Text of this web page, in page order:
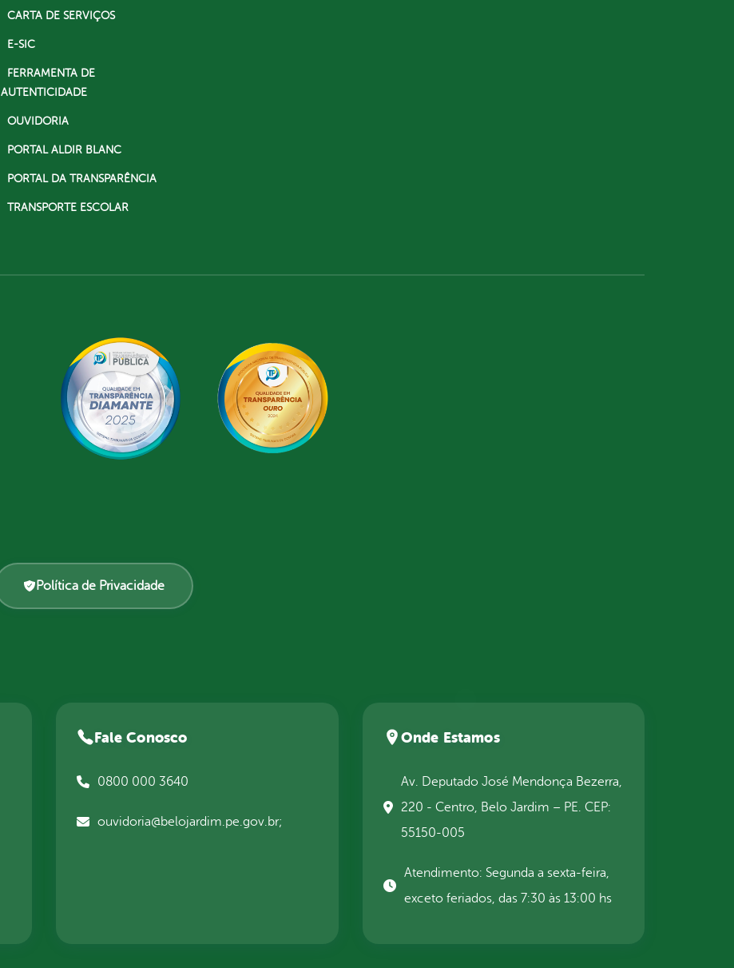
CARTA DE SERVIÇOS
E-SIC
FERRAMENTA DE
AUTENTICIDADE
OUVIDORIA
PORTAL ALDIR BLANC
PORTAL DA TRANSPARÊNCIA
TRANSPORTE ESCOLAR
Política de Privacidade
Fale Conosco
0800 000 3640
ouvidoria@belojardim.pe.gov.br;
Onde Estamos
Av. Deputado José Mendonça Bezerra,
220 - Centro, Belo Jardim – PE. CEP:
55150-005
Atendimento: Segunda a sexta-feira,
exceto feriados, das 7:30 às 13:00 hs